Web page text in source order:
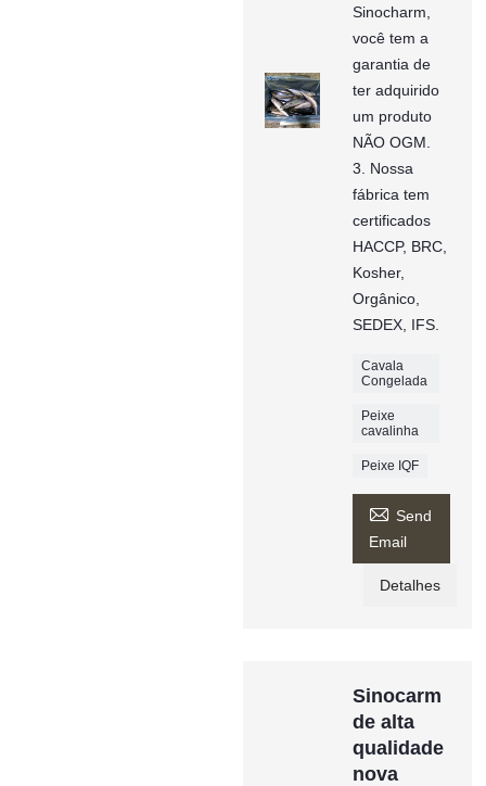
Sinocharm,
você tem a
garantia de
ter adquirido
um produto
NÃO OGM.
3. Nossa
fábrica tem
certificados
HACCP, BRC,
Kosher,
Orgânico,
SEDEX, IFS.
Cavala
Congelada
Peixe
cavalinha
Peixe IQF
 Send
Email
Detalhes
Sinocarm
de alta
qualidade
nova